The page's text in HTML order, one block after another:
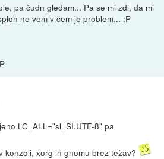
pa čudn gledam... Pa se mi zdi, da mi
ne vem v čem je problem... :P
LC_ALL="sl_SI.UTF-8" pa
konzoli, xorg in gnomu brez težav?